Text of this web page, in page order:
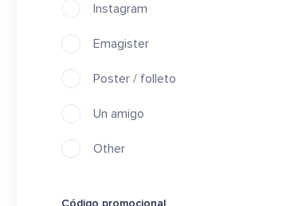
Instagram
Emagister
Poster / folleto
Un amigo
Other
Código promocional